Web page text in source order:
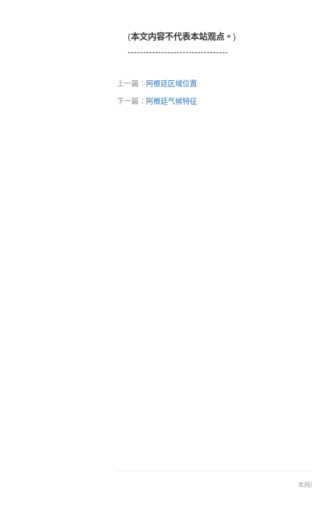
(本文内容不代表本站观点。 )
---------------------------------
上一篇： 阿根廷区域位置
下一篇： 阿根廷气候特征
本网